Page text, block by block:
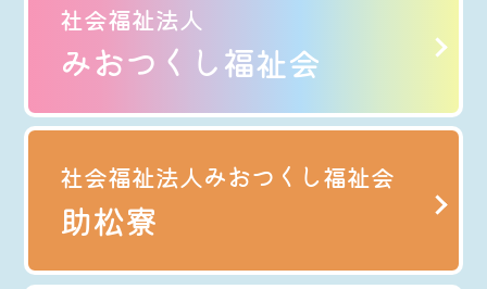
社会福祉法人
みおつくし福祉会
社会福祉法人みおつくし福祉会
助松寮